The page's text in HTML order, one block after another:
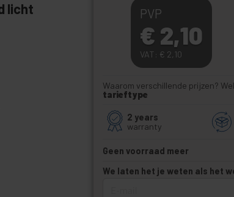
licht PVP
€ 2,10
VAT: € 2,10
Waarom verschillende prijzen?
tarieftype
2 years
warranty
Geen voorraad meer
We laten het je weten als het